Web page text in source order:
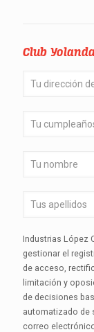
Club
Industrias López
gestionar el
de acceso,
limitación y
de decisiones
automatizado de
correo